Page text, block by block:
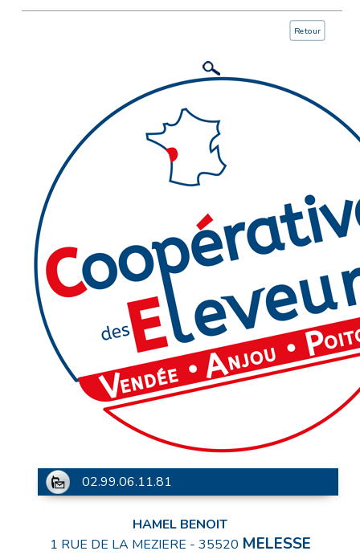
Retour
02.99.06.11.81
HAMEL BENOIT
1 RUE DE LA MEZIERE - 35520 MELESSE